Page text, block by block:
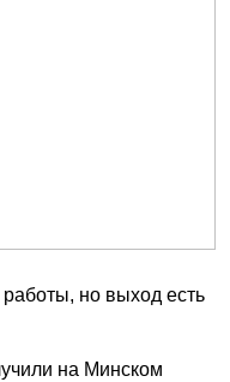
но выход есть
на Минском